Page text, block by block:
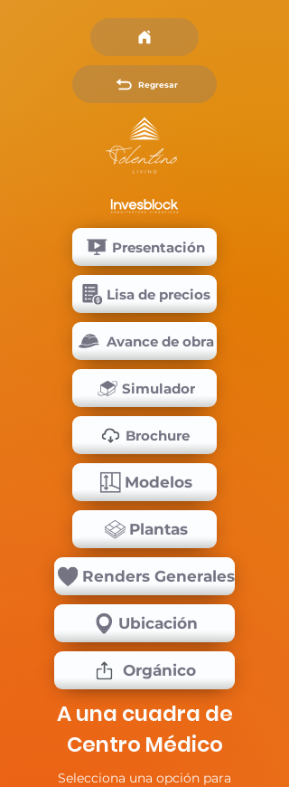
Regresar
Presentación
Lisa de precios
Avance de obra
Simulador
Brochure
Modelos
Plantas
Renders Generales
Ubicación
Orgánico
A una cuadra de
Centro Médico
Selecciona una opción para